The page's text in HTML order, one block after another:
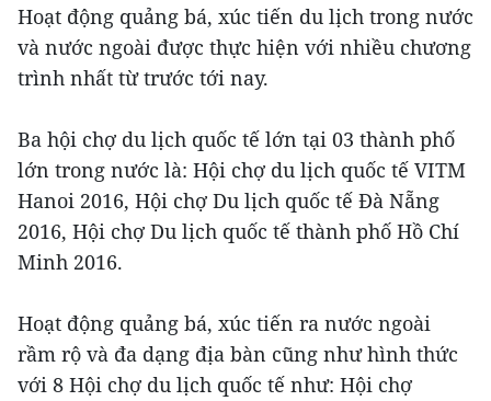
Hoạt động quảng bá, xúc tiến du lịch trong nước
và nước ngoài được thực hiện với nhiều chương
trình nhất từ trước tới nay.
Ba hội chợ du lịch quốc tế lớn tại 03 thành phố
lớn trong nước là: Hội chợ du lịch quốc tế VITM
Hanoi 2016, Hội chợ Du lịch quốc tế Đà Nẵng
2016, Hội chợ Du lịch quốc tế thành phố Hồ Chí
Minh 2016.
Hoạt động quảng bá, xúc tiến ra nước ngoài
rầm rộ và đa dạng địa bàn cũng như hình thức
với 8 Hội chợ du lịch quốc tế như: Hội chợ